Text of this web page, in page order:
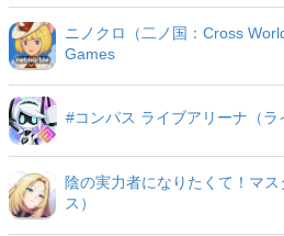
ニノクロ（二ノ国：Cross
Games
#コンパス ライブアリーナ（ラ
陰の実力者になりたくて！マ
ス）